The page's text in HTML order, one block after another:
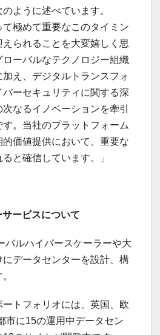
ように述べています。
て極めて重要なこのタイミン
られることを大変嬉しく思
ーバルなテクノロジー組織
え、デジタルトランスフォ
ーセキュリティに関する深
なるイノベーションを牽引
。当社のプラットフォーム
価値提供において、重要な
と確信しています。」
ービスについて
バルハイパースケーラーや大
データセンターを設計、構
トフォリオには、英国、欧
市に15の運用中データセン